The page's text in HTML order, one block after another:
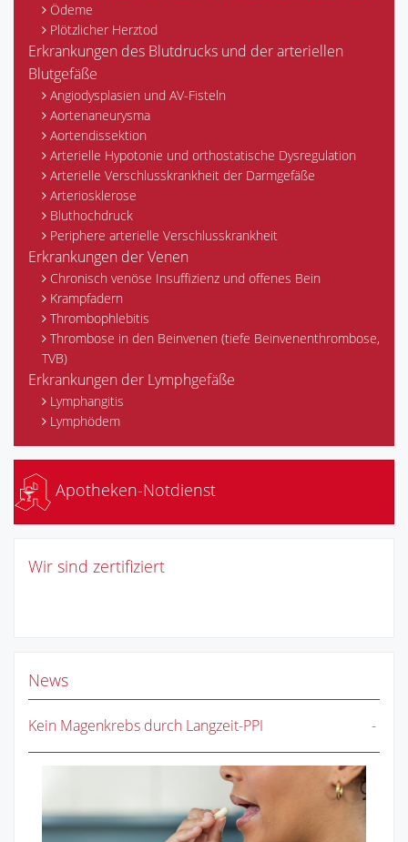
Ödeme
Plötzlicher Herztod
Erkrankungen des Blutdrucks und der arteriellen
Blutgefäße
Angiodysplasien und AV-Fisteln
Aortenaneurysma
Aortendissektion
Arterielle Hypotonie und orthostatische Dysregulation
Arterielle Verschlusskrankheit der Darmgefäße
Arteriosklerose
Bluthochdruck
Periphere arterielle Verschlusskrankheit
Erkrankungen der Venen
Chronisch venöse Insuffizienz und offenes Bein
Krampfadern
Thrombophlebitis
Thrombose in den Beinvenen (tiefe Beinvenenthrombose,
TVB)
Erkrankungen der Lymphgefäße
Lymphangitis
Lymphödem
Apotheken-Notdienst
Wir sind zertifiziert
News
Kein Magenkrebs durch Langzeit-PPI